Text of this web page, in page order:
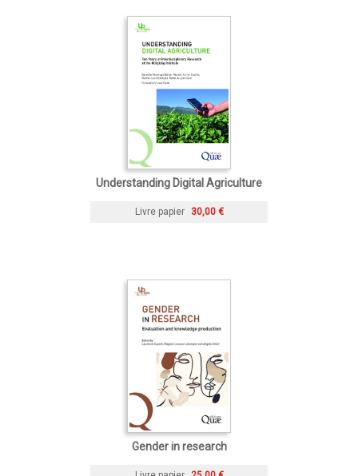
Understanding Digital Agriculture
Livre papier 30,00 €
Gender in research